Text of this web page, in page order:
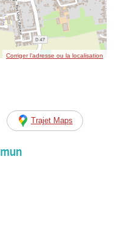
Corriger l’adresse ou la localisation
Trajet Maps